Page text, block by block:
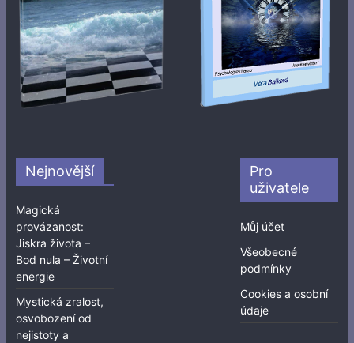
Nejnovější
Magická
provázanost:
Jiskra života –
Bod nula – Životní
energie
Mystická zralost,
osvobození od
nejistoty a
Pro
uživatele
Můj účet
Všeobecné
podmínky
Cookies a osobní
údaje